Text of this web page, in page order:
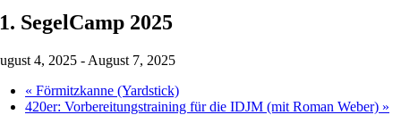
SegelCamp 2025
4, 2025 - August 7, 2025
« Förmitzkanne (Yardstick)
420er: Vorbereitungstraining für die IDJM (mit Roman Weber) »